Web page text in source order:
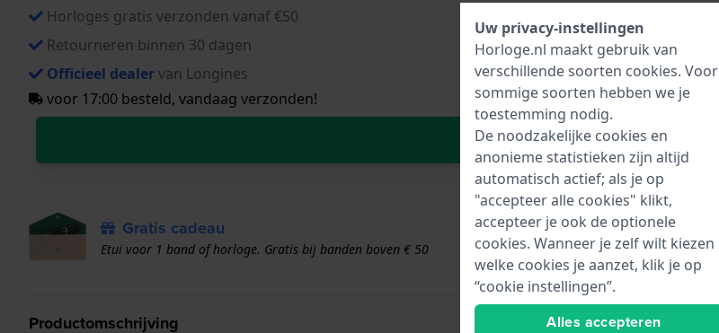
Horloges gratis verzonden vanaf €50
Retourneren binnen 30 dagen
Officieel dealervan Longines
voor 17:00 besteld, vandaag verzonden!
In Winkelwagen
Gratis cadeau
Etui voor 1 band of horloge. Gratis bij banden boven € 50
Productomschrijving
Uw privacy-instellingen
Horloge.nl maakt gebruik van
verschillende soorten cookies. Voor
sommige soorten hebben we je
toestemming nodig.
De noodzakelijke cookies en
anonieme statistieken zijn altijd
automatisch actief; als je op
"accepteer alle cookies" klikt,
accepteer je ook de optionele
cookies. Wanneer je zelf wilt kiezen
welke cookies je aanzet, klik je op
“cookie instellingen”.
Alles accepteren